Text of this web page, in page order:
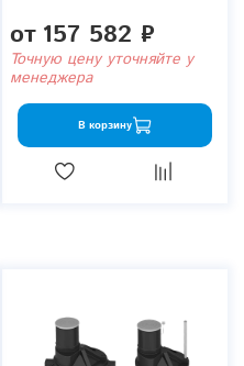
от 157 582 ₽
Точную цену уточняйте у
менеджера
В корзину